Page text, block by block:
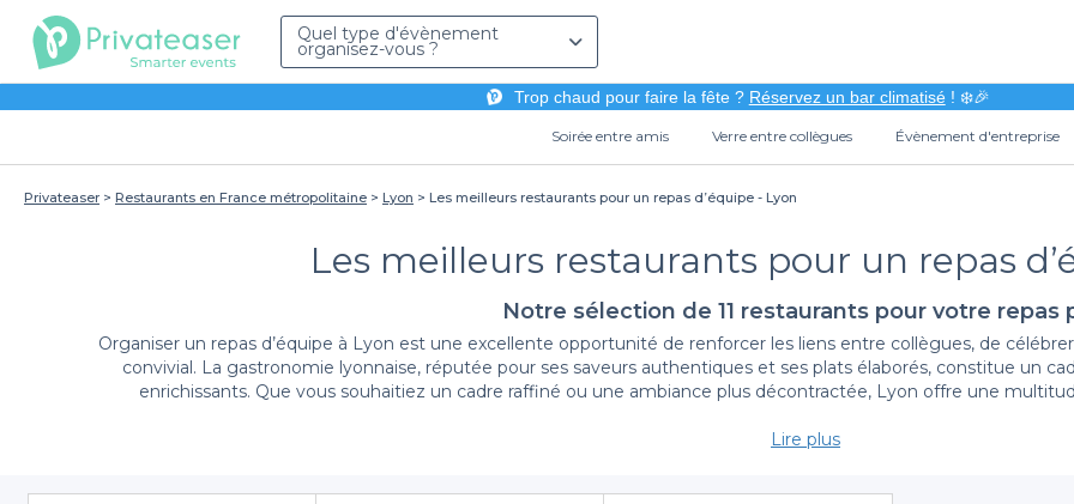
Quel type d'évènement
organisez-vous ?
Trop chaud pour faire la fête ? Réservez un bar climatisé! ❄️🎉
Soirée entre amis Verre entre collègues Évènement d'entreprise
Privateaser Restaurants en France métropolitaine Lyon Les meilleurs restaurants pour un repas d’équipe - Lyon
Les meilleurs restaurants pour un repas
Notre sélection de 11 restaurants pour votre repas
Organiser un repas d’équipe à Lyon est une excellente opportunité de renforcer les liens entre collègues, de
convivial. La gastronomie lyonnaise, réputée pour ses saveurs authentiques et ses plats élaborés, constitue un
enrichissants. Que vous souhaitiez un cadre raffiné ou une ambiance plus décontractée, Lyon offre une
En recourant à Privateaser, vous avez accès à un vaste panel d’établissements où vous pourrez organiser votre repas
Lire plus